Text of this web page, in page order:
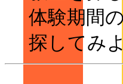
体験期間
探してみ